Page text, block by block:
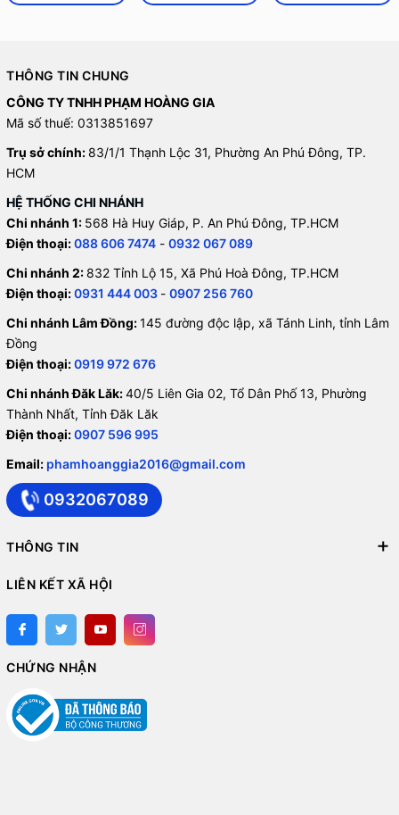
THÔNG TIN CHUNG
CÔNG TY TNHH PHẠM HOÀNG GIA
Mã số thuế: 0313851697
Trụ sở chính: 83/1/1 Thạnh Lộc 31, Phường An Phú Đông, TP.
HCM
HỆ THỐNG CHI NHÁNH
Chi nhánh 1: 568 Hà Huy Giáp, P. An Phú Đông, TP.HCM
Điện thoại:088 606 7474 - 0932 067 089
Chi nhánh 2: 832 Tỉnh Lộ 15, Xã Phú Hoà Đông, TP.HCM
Điện thoại:0931 444 003 - 0907 256 760
Chi nhánh Lâm Đồng:145 đường độc lập, xã Tánh Linh, tỉnh Lâm
Đồng
Điện thoại:0919 972 676
Chi nhánh Đăk Lăk:40/5 Liên Gia 02, Tổ Dân Phố 13, Phường
Thành Nhất, Tỉnh Đăk Lăk
Điện thoại:0907 596 995
Email: phamhoanggia2016@gmail.com
0932067089
THÔNG TIN
LIÊN KẾT XÃ HỘI
CHỨNG NHẬN